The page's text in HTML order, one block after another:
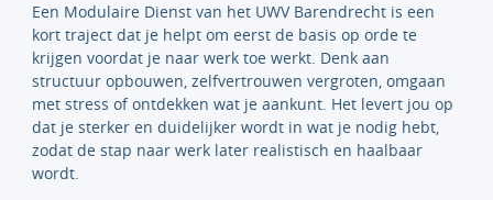
Een Modulaire Dienst van het UWV Barendrecht is een
kort traject dat je helpt om eerst de basis op orde te
krijgen voordat je naar werk toe werkt. Denk aan
structuur opbouwen, zelfvertrouwen vergroten, omgaan
met stress of ontdekken wat je aankunt. Het levert jou op
dat je sterker en duidelijker wordt in wat je nodig hebt,
zodat de stap naar werk later realistisch en haalbaar
wordt.